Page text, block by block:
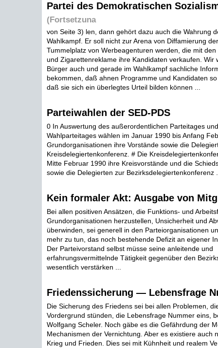
Partei des Demokratischen
(Fortsetzuna
von Seite 3) len, dann gehört dazu auch die Wahrung
Wahlkampf. Er soll nicht zur Arena von Diffamierung
Tummelplatz von Werbeagenturen werden, die mit
und Zigarettenreklame ihre Kandidaten verkaufen. Wir
Bürger auch und gerade im Wahlkampf sachliche
bekommen, daß ahnen Programme und Kandidaten
daß sie sich ein überlegtes Urteil bilden können ...
Parteiwahlen der SED-PDS
0 In Auswertung des außerordentlichen Parteitages
Wahlparteitages wählen im Januar 1990 bis Anfang
Grundorganisationen ihre Vorstände sowie die
Kreisdelegiertenkonferenz. # Die
Mitte Februar 1990 ihre Kreisvorstände und die
sowie die Delegierten zur Bezirksdelegiertenkonferenz
Kein formaler Akt: Ausgabe von
Bei allen positiven Ansätzen, die Funktions- und
Grundorganisationen herzustellen, Unsicherheit und
überwinden, sei generell in den Parteiorganisationen
mehr zu tun, das noch bestehende Defizit an eigener
Der Parteivorstand selbst müsse seine anleitende und
erfahrungsvermittelnde Tätigkeit gegenüber den
wesentlich verstärken ...
Friedenssicherung — Lebensfrage
Die Sicherung des Friedens sei bei allen Problemen,
Vordergrund stünden, die Lebensfrage Nummer eins,
Wolfgang Scheler. Noch gäbe es die Gefährdung der
Mechanismen der Vernichtung. Aber es existiere auch
Krieg und Frieden. Dies sei mit Kühnheit und realem